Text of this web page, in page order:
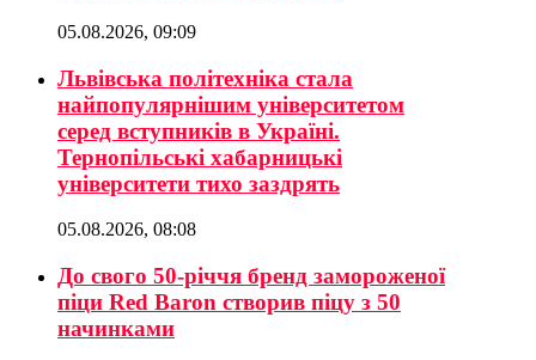
05.08.2026, 09:09
Львівська політехніка стала
найпопулярнішим університетом
серед вступників в Україні.
Тернопільські хабарницькі
університети тихо заздрять
05.08.2026, 08:08
До свого 50-річчя бренд замороженої
піци Red Baron створив піцу з 50
начинками